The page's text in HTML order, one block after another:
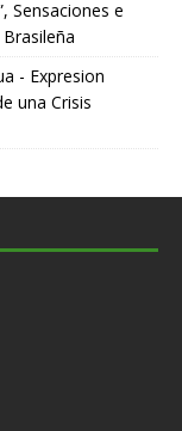
Sensaciones e
- Expresion
una Crisis